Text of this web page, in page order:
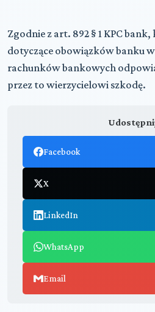
Zgodnie z art. 892 § 1 KPC
dotyczące obowiązków banku
rachunków bankowych
przez to wierzycielowi szkodę.
Facebook
X
LinkedIn
WhatsApp
Email